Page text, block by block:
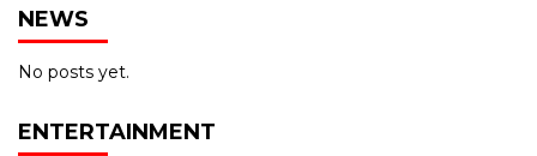
NEWS
No posts yet.
ENTERTAINMENT